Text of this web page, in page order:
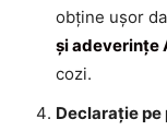
obține ușor
și adeverințe
cozi.
Declarație pe